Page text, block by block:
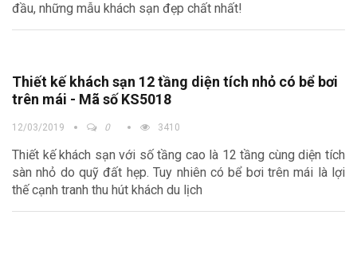
đầu, những mẫu khách sạn đẹp chất nhất!
Thiết kế khách sạn 12 tầng diện tích nhỏ có bể bơi
trên mái - Mã số KS5018
12/03/2019 0 3410
Thiết kế khách sạn với số tầng cao là 12 tầng cùng diện tích
sàn nhỏ do quỹ đất hẹp. Tuy nhiên có bể bơi trên mái là lợi
thế cạnh tranh thu hút khách du lịch